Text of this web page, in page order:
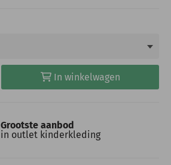
In winkelwagen
Grootste aanbod
in outlet kinderkleding